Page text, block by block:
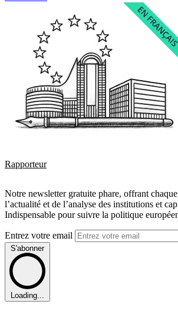
Rapporteur
Notre newsletter gratuite phare, offrant
l’actualité et de l’analyse des institutions et
Indispensable pour suivre la politique
Entrez votre email
S'abonner
Loading...